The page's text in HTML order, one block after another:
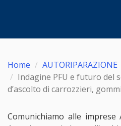
Home
AUTORIPARAZIONE
Indagine PFU e futuro del
d’ascolto di carrozzieri,
Comunichiamo alle imprese